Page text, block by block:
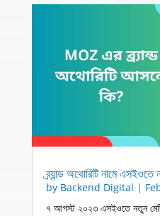
ব্র্যান্ড অথোরিটি নামে
by Backend Digital |
৭ আগস্ট ২০২৩ এসইওতে নতুন